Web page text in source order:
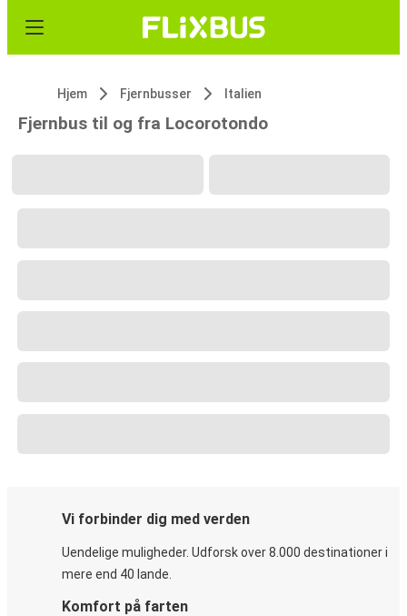
Hjem Fjernbusser Italien
Fjernbus til og fra Locorotondo
Vi forbinder dig med verden
Uendelige muligheder. Udforsk over 8.000 destinationer i
mere end 40 lande.
Komfort på farten